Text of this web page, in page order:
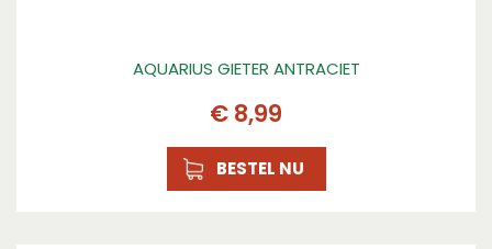
AQUARIUS GIETER ANTRACIET
€ 8,99
BESTEL NU